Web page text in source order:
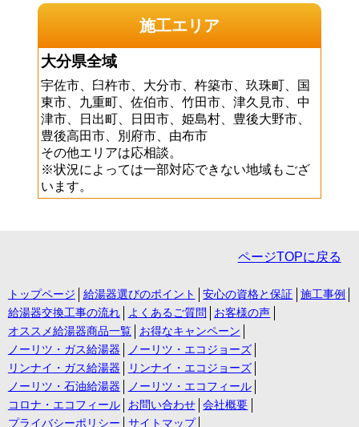
施工エリア
大分県全域
宇佐市、臼杵市、大分市、杵築市、玖珠町、国
東市、九重町、佐伯市、竹田市、津久見市、中
津市、日出町、日田市、姫島村、豊後大野市、
豊後高田市、別府市、由布市
その他エリアは応相談。
※状況によっては一部対応できない地域もござ
います。
ページTOPに戻る
トップページ 給湯器選びのポイント 安心の資格と保証
施工事例
給湯器交換工事の流れ
よくあるご質問
お客様の声
オススメ給湯器商品一覧
お得なキャンペーン
ノーリツ・ガス給湯器
ノーリツ・エコジョーズ
リンナイ・ガス給湯器
リンナイ・エコジョーズ
ノーリツ・石油給湯器
ノーリツ・エコフィール
コロナ・エコフィール
お問い合わせ
会社概要
プライバシーポリシー
サイトマップ